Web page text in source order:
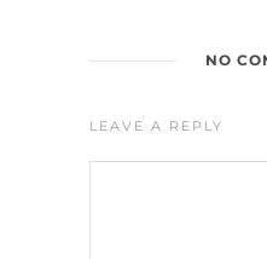
NO
LEAVE A REPLY